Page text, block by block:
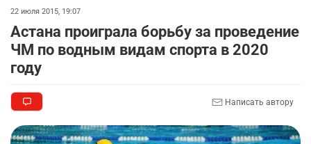
22 июля 2015, 19:07
Астана проиграла борьбу за проведение
ЧМ по водным видам спорта в 2020
году
Написать автору